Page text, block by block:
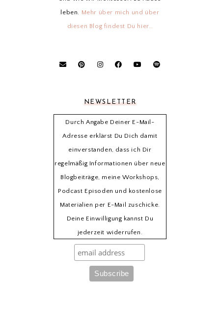
leben. Mehr über mich und über
diesen Blog findest Du hier…
NEWSLETTER
Durch Angabe Deiner E-Mail-
Adresse erklärst Du Dich damit
einverstanden, dass ich Dir
regelmäßig Informationen über neue
Blogbeiträge, meine Workshops,
Podcast Episoden und kostenlose
Materialien per E-Mail zuschicke.
Deine Einwilligung kannst Du
jederzeit widerrufen.